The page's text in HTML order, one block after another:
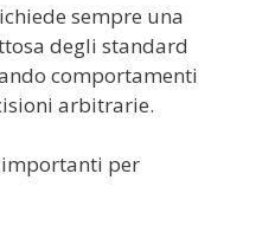
sempre una
degli standard
comportamenti
arbitrarie.
importanti per